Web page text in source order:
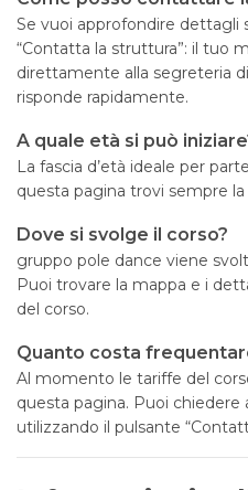
Se vuoi approfondire dettagli
“Contatta la struttura”: il tuo
direttamente alla segreteria
risponde rapidamente.
A quale età si può
La fascia d’età ideale per
questa pagina trovi sempre
Dove si svolge il corso?
gruppo pole dance viene
Puoi trovare la mappa e i
del corso.
Quanto costa
Al momento le tariffe del
questa pagina. Puoi chiedere
utilizzando il pulsante